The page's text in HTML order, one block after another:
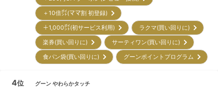
＋10倍㌽(ママ割 初登録)
＋1,000㌽(初サービス利用)
ラクマ(買い回りに)
楽券(買い回りに)
サーティワン(買い回りに)
食パン袋(買い回りに)
グーンポイントプログラム
4位 グーン やわらかタッチ